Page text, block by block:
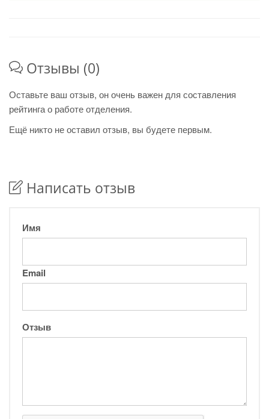
Отзывы (0)
Оставьте ваш отзыв, он очень важен для составления
рейтинга о работе отделения.
Ещё никто не оставил отзыв, вы будете первым.
Написать отзыв
Имя
Email
Отзыв